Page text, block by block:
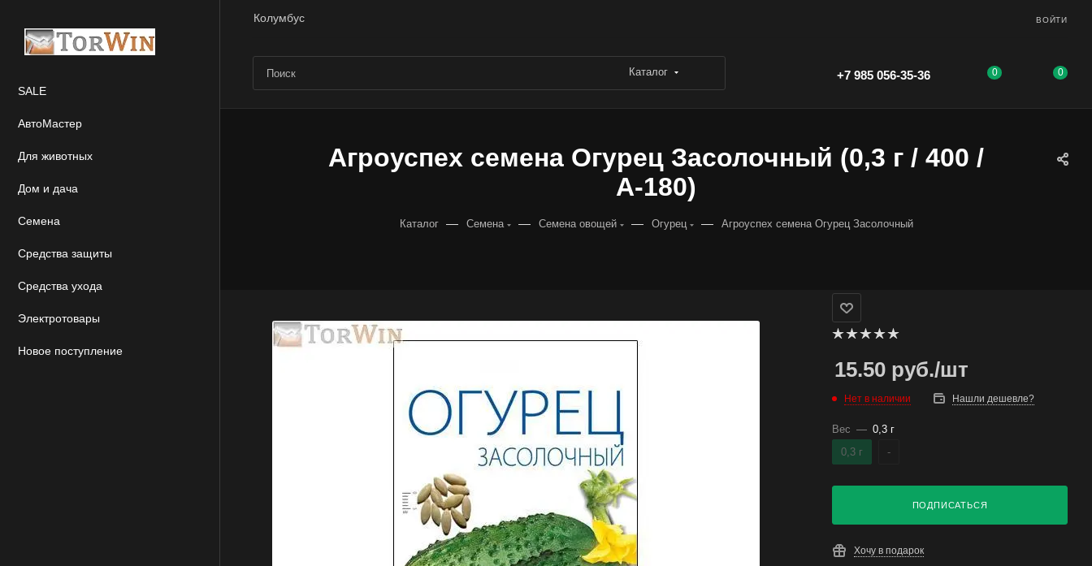
Колумбус ВОЙТИ
Каталог +7 985 056-35-36 0 0
SALE
АвтоМастер
Для животных
Дом и дача
Семена
Средства защиты
Средства ухода
Электротовары
Новое поступление
Агроуспех семена Огурец Засолочный (0,3 г / 400 /
А-180)
Каталог — Семена — Семена овощей — Огурец — Агроуспех семена Огурец Засолочный
15.50 руб./шт
Нет в наличии Нашли дешевле?
Вес — 0,3 г
0,3 г
-
ПОДПИСАТЬСЯ
Хочу в подарок